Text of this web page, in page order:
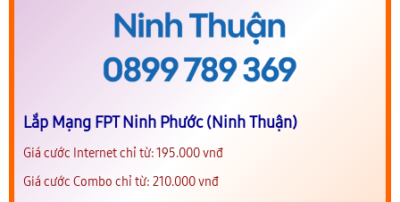
Lắp Mạng FPT Ninh Phước (Ninh Thuận)
Giá cước Internet chỉ từ: 195.000 vnđ
Giá cước Combo chỉ từ: 210.000 vnđ